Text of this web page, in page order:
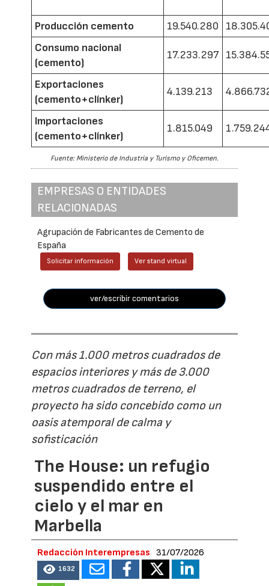
Producción cemento 19.540.280
Consumo nacional
(cemento)
17.233.297
Exportaciones
(cemento+clínker)
4.139.213
Importaciones
(cemento+clínker)
1.815.049
Fuente: Ministerio de Industria y Turismo y Oficemen.
EMPRESAS O ENTIDADES
RELACIONADAS
Agrupación de Fabricantes de Cemento de
España
Solicitar información Ver stand virtual
ver/escribir comentarios
Con más 1.000 metros cuadrados de
espacios interiores y más de 3.000
metros cuadrados de terreno, el
proyecto ha sido concebido como un
oasis atemporal de calma y
sofisticación
The House: un refugio
suspendido entre el
cielo y el mar en
Marbella
Redacción Interempresas 31/07/2026
1632